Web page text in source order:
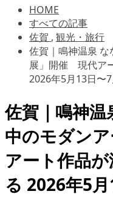
HOME
すべての記事
佐賀 , 観光・旅行
佐賀｜鳴神温泉 な
展」開催 現代ア
2026年5月13日〜
佐賀｜鳴神
中のモダン
アート作品
る 2026年5